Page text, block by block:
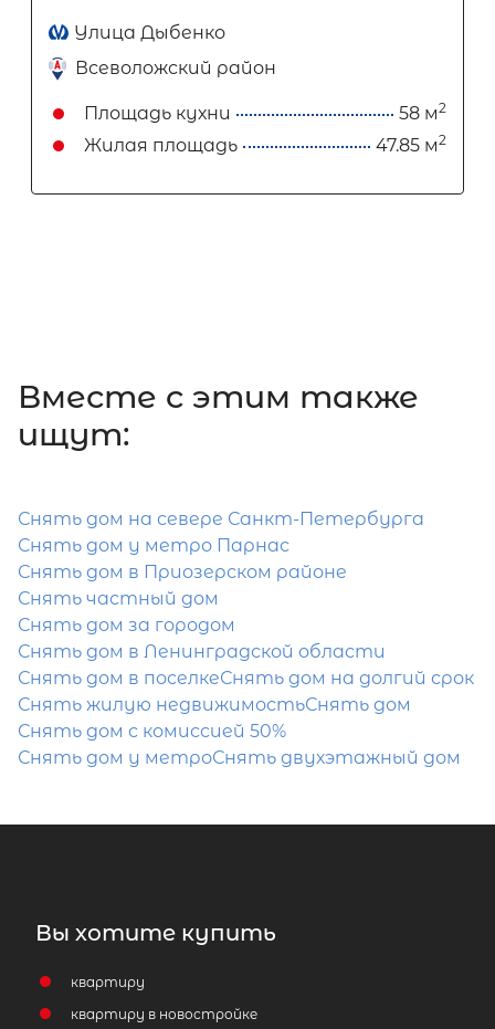
Улица Дыбенко
Всеволожский район
Площадь кухни 58 м2
Жилая площадь 47.85 м2
Вместе c этим также
ищут:
Снять дом на севере Санкт-Петербурга
Снять дом у метро Парнас
Снять дом в Приозерском районе
Снять частный дом
Снять дом за городом
Снять дом в Ленинградской области
Снять дом в поселкеСнять дом на долгий срок
Снять жилую недвижимостьСнять дом
Снять дом с комиссией 50%
Снять дом у метроСнять двухэтажный дом
Вы хотите купить
квартиру
квартиру в новостройке